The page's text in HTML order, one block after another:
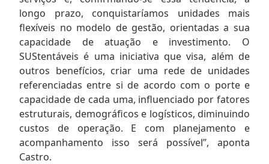
longo prazo, conquistaríamos unidades mais
flexíveis no modelo de gestão, orientadas a sua
capacidade de atuação e investimento. O
SUStentáveis é uma iniciativa que visa, além de
outros benefícios, criar uma rede de unidades
referenciadas entre si de acordo com o porte e
capacidade de cada uma, influenciado por fatores
estruturais, demográficos e logísticos, diminuindo
custos de operação. E com planejamento e
acompanhamento isso será possível”, aponta
Castro.